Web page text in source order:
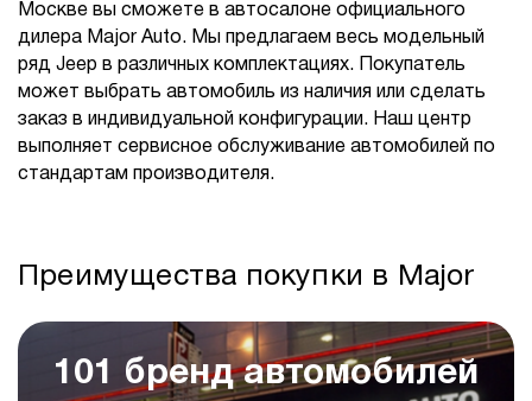
Москве вы сможете в автосалоне официального
дилера Major Auto. Мы предлагаем весь модельный
ряд Jeep в различных комплектациях. Покупатель
может выбрать автомобиль из наличия или сделать
заказ в индивидуальной конфигурации. Наш центр
выполняет сервисное обслуживание автомобилей по
стандартам производителя.
Преимущества покупки в Major
101 бренд автомобилей